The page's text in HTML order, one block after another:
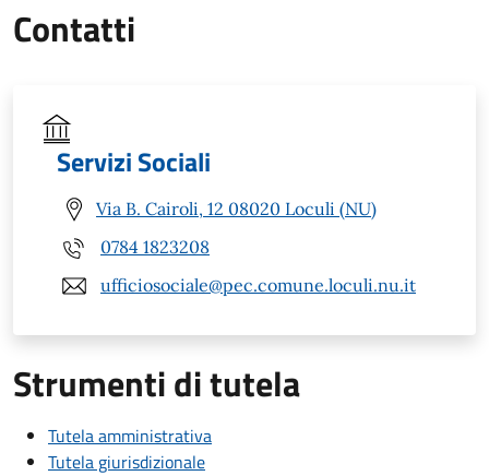
Contatti
Servizi Sociali
Via B. Cairoli, 12 08020 Loculi (NU)
0784 1823208
ufficiosociale@pec.comune.loculi.nu.it
Strumenti di tutela
Tutela amministrativa
Tutela giurisdizionale